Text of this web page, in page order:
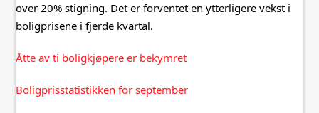
over 20% stigning. Det er forventet en ytterligere vekst i
boligprisene i fjerde kvartal.
Åtte av ti boligkjøpere er bekymret
Boligprisstatistikken for september